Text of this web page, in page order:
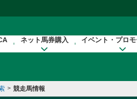
ネット馬券購入 イベント・プロ
> 競走馬情報